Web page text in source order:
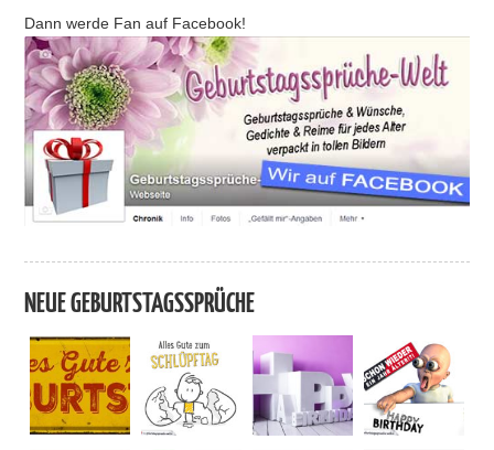
Dann werde Fan auf Facebook!
NEUE GEBURTSTAGSSPRÜCHE